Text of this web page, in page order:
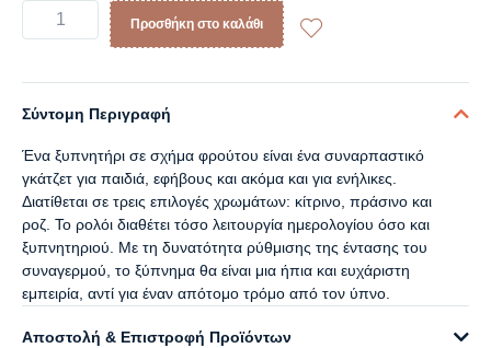
Προσθήκη στο καλάθι
Σύντομη Περιγραφή
Ένα ξυπνητήρι σε σχήμα φρούτου είναι ένα συναρπαστικό
γκάτζετ για παιδιά, εφήβους και ακόμα και για ενήλικες.
Διατίθεται σε τρεις επιλογές χρωμάτων: κίτρινο, πράσινο και
ροζ. Το ρολόι διαθέτει τόσο λειτουργία ημερολογίου όσο και
ξυπνητηριού. Με τη δυνατότητα ρύθμισης της έντασης του
συναγερμού, το ξύπνημα θα είναι μια ήπια και ευχάριστη
εμπειρία, αντί για έναν απότομο τρόμο από τον ύπνο.
Αποστολή & Επιστροφή Προϊόντων